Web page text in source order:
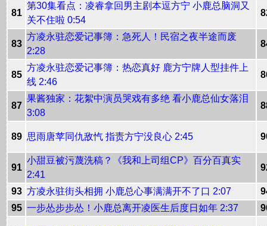
81
第30集看点：凌睿拿回男主剧本逗方宁 小鹿总脑洞又
关不住啦 0:54
83
方凌永驻恋爱记事簿：急死人！民宿之夜半途而废
2:28
85
方凌永驻恋爱记事簿：热恋真好 鹿方宁牌人型挂件上
线 2:46
87
果酱独家：花絮中演员哭戏有多绝 看小鹿总仙女落泪
3:08
89 思雨唐苹同仇敌忾 指责方宁没良心 2:45
91
小甜豆被污蔑洗稿？《我和上司组CP》百分百真实
2:41
93 方凌永驻街头相拥 小鹿总心事满满开不了口 2:07
95 一步怂步步怂！小鹿总离开凌医生后度日如年 2:37